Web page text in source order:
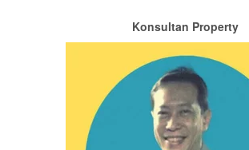
Konsultan Property